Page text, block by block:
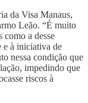
da Visa Manaus,
Leão. “É muito
como a desse
e à iniciativa de
nessa condição que
impedindo que
riscos à